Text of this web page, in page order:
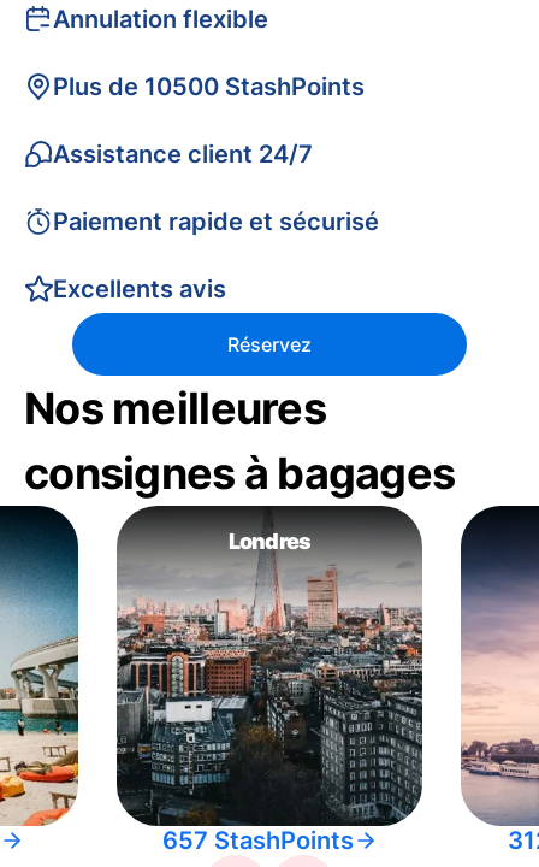
Annulation flexible
Plus de 10500 StashPoints
Assistance client 24/7
Paiement rapide et sécurisé
Excellents avis
Réservez
Nos meilleures
consignes à bagages
Londres
657 StashPoints